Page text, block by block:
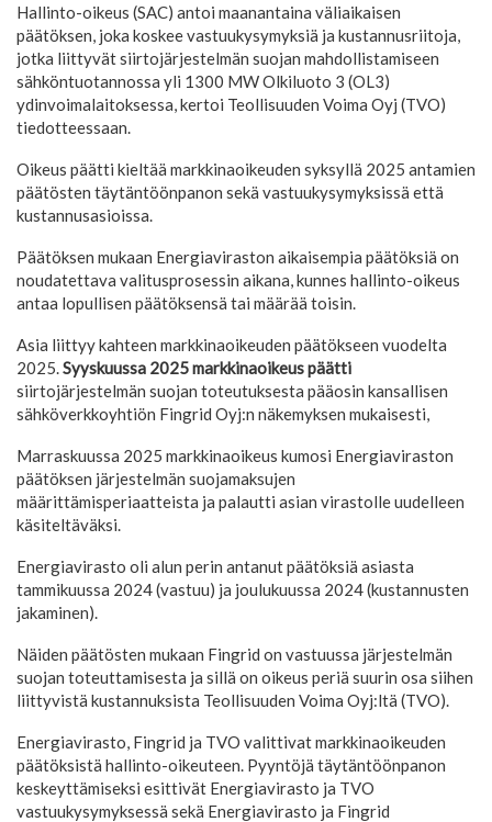
Hallinto-oikeus (SAC) antoi maanantaina väliaikaisen
päätöksen, joka koskee vastuukysymyksiä ja kustannusriitoja,
jotka liittyvät siirtojärjestelmän suojan mahdollistamiseen
sähköntuotannossa yli 1300 MW Olkiluoto 3 (OL3)
ydinvoimalaitoksessa, kertoi Teollisuuden Voima Oyj (TVO)
tiedotteessaan.
Oikeus päätti kieltää markkinaoikeuden syksyllä 2025 antamien
päätösten täytäntöönpanon sekä vastuukysymyksissä että
kustannusasioissa.
Päätöksen mukaan Energiaviraston aikaisempia päätöksiä on
noudatettava valitusprosessin aikana, kunnes hallinto-oikeus
antaa lopullisen päätöksensä tai määrää toisin.
Asia liittyy kahteen markkinaoikeuden päätökseen vuodelta
2025.Syyskuussa 2025 markkinaoikeus päätti
siirtojärjestelmän suojan toteutuksesta pääosin kansallisen
sähköverkkoyhtiön Fingrid Oyj:n näkemyksen mukaisesti,
Marraskuussa 2025 markkinaoikeus kumosi Energiaviraston
päätöksen järjestelmän suojamaksujen
määrittämisperiaatteista ja palautti asian virastolle uudelleen
käsiteltäväksi.
Energiavirasto oli alun perin antanut päätöksiä asiasta
tammikuussa 2024 (vastuu) ja joulukuussa 2024 (kustannusten
jakaminen).
Näiden päätösten mukaan Fingrid on vastuussa järjestelmän
suojan toteuttamisesta ja sillä on oikeus periä suurin osa siihen
liittyvistä kustannuksista Teollisuuden Voima Oyj:ltä (TVO).
Energiavirasto, Fingrid ja TVO valittivat markkinaoikeuden
päätöksistä hallinto-oikeuteen. Pyyntöjä täytäntöönpanon
keskeyttämiseksi esittivät Energiavirasto ja TVO
vastuukysymyksessä sekä Energiavirasto ja Fingrid